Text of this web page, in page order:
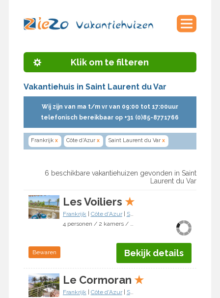
Klik om te filteren
Vakantiehuis in Saint Laurent du Var
Wij zijn van ma t/m vr van 09:00 tot 17:00uur
telefonisch bereikbaar op +31 (0)85-8771766
Frankrijk x Côte d'Azur x Saint Laurent du Var x
6 beschikbare vakantiehuizen gevonden in Saint
Laurent du Var
Les Voiliers ★
Frankrijk Côte d'Azur| Saint Laurent du Var
4 personen / 2 kamers / 1 slaapkamer
Bewaren Bekijk details
Le Cormoran ★
Frankrijk Côte d'Azur| Saint Laurent du Var